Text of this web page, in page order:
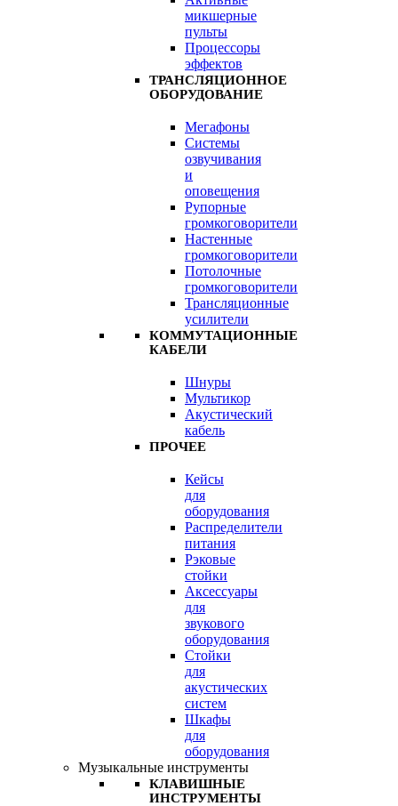
микшерные
пульты
Процессоры
эффектов
ТРАНСЛЯЦИОННОЕ
ОБОРУДОВАНИЕ
Мегафоны
Системы
озвучивания
и
оповещения
Рупорные
громкоговорители
Настенные
громкоговорители
Потолочные
громкоговорители
Трансляционные
усилители
КОММУТАЦИОННЫЕ
КАБЕЛИ
Шнуры
Мультикор
Акустический
кабель
ПРОЧЕЕ
Кейсы
для
оборудования
Распределители
питания
Рэковые
стойки
Аксессуары
для
звукового
оборудования
Стойки
для
акустических
систем
Шкафы
для
оборудования
Музыкальные инструменты
КЛАВИШНЫЕ
ИНСТРУМЕНТЫ